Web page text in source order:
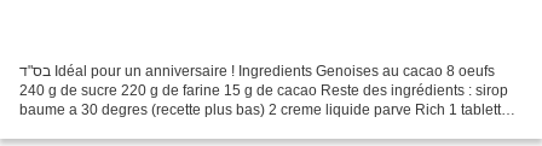
בס"ד Idéal pour un anniversaire ! Ingredients Genoises au cacao 8 oeufs
240 g de sucre 220 g de farine 15 g de cacao Reste des ingrédients : sirop
baume a 30 degres (recette plus bas) 2 creme liquide parve Rich 1 tablette